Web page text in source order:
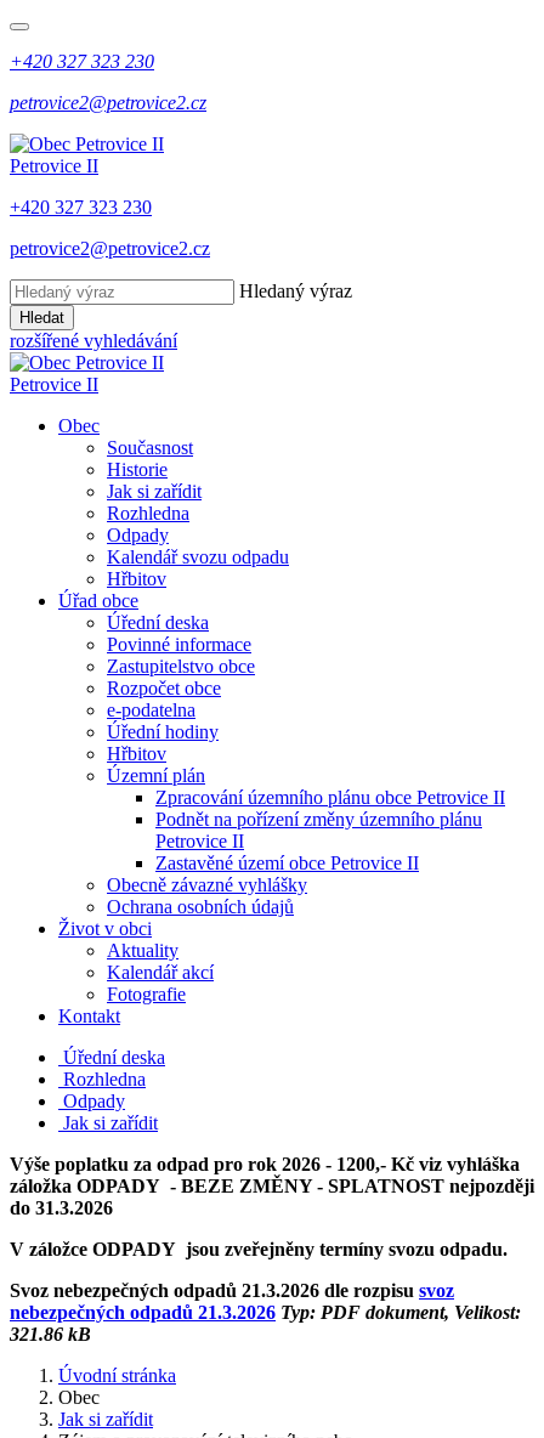
+420 327 323 230
petrovice2@petrovice2.cz
Petrovice II
+420 327 323 230
petrovice2@petrovice2.cz
Hledaný výraz
Hledat
rozšířené vyhledávání
Petrovice II
Obec
Současnost
Historie
Jak si zařídit
Rozhledna
Odpady
Kalendář svozu odpadu
Hřbitov
Úřad obce
Úřední deska
Povinné informace
Zastupitelstvo obce
Rozpočet obce
e-podatelna
Úřední hodiny
Hřbitov
Územní plán
Zpracování územního plánu obce Petrovice II
Podnět na pořízení změny územního plánu
Petrovice II
Zastavěné území obce Petrovice II
Obecně závazné vyhlášky
Ochrana osobních údajů
Život v obci
Aktuality
Kalendář akcí
Fotografie
Kontakt
Úřední deska
Rozhledna
Odpady
Jak si zařídit
Výše poplatku za odpad pro rok 2026 - 1200,- Kč viz vyhláška
záložka ODPADY - BEZE ZMĚNY - SPLATNOST nejpozději
do 31.3.2026
V záložce ODPADY jsou zveřejněny termíny svozu odpadu.
Svoz nebezpečných odpadů 21.3.2026 dle rozpisu svoz
nebezpečných odpadů 21.3.2026 Typ: PDF dokument, Velikost:
321.86 kB
Úvodní stránka
Obec
Jak si zařídit